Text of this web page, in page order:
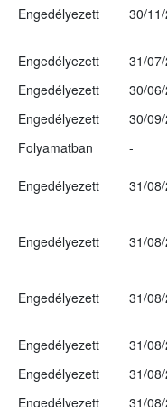
Engedélyezett 30/
Engedélyezett
31/
Engedélyezett
30/
Engedélyezett
30/
Folyamatban
-
Engedélyezett 31/
Engedélyezett 31/
Engedélyezett 31/
Engedélyezett
31/
Engedélyezett
31/
Engedélyezett
31/